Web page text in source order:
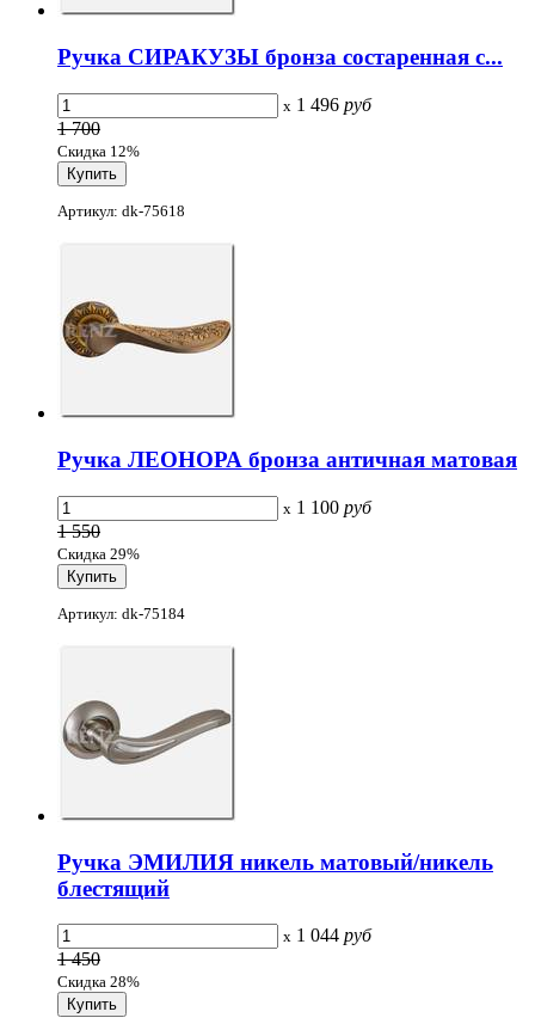
Ручка СИРАКУЗЫ бронза состаренная с...
x 1 496 руб
1 700
Скидка 12%
Артикул: dk-75618
Ручка ЛЕОНОРА бронза античная матовая
x 1 100 руб
1 550
Скидка 29%
Артикул: dk-75184
Ручка ЭМИЛИЯ никель матовый/никель
блестящий
x 1 044 руб
1 450
Скидка 28%